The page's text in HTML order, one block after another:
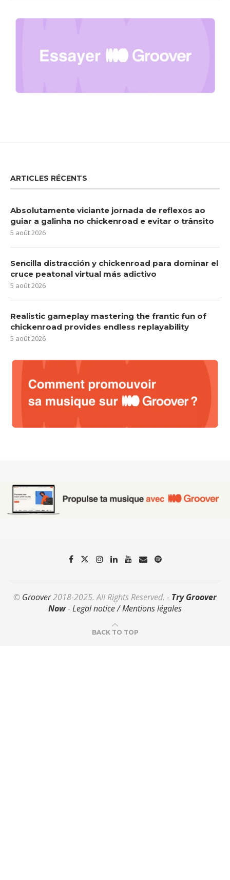
ARTICLES RÉCENTS
Absolutamente viciante jornada de reflexos ao
guiar a galinha no chickenroad e evitar o trânsito
5 août 2026
Sencilla distracción y chickenroad para dominar el
cruce peatonal virtual más adictivo
5 août 2026
Realistic gameplay mastering the frantic fun of
chickenroad provides endless replayability
5 août 2026
© Groover2018-2025. All Rights Reserved. - Try Groover
Now-Legal notice / Mentions légales
BACK TO TOP